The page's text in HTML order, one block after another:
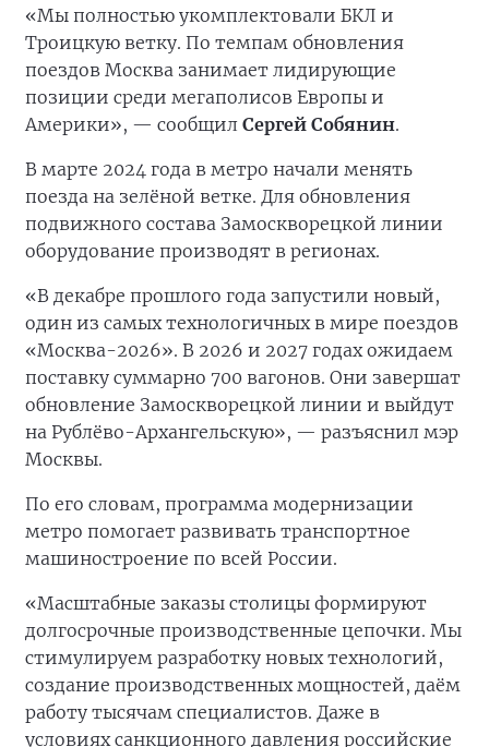
«Мы полностью укомплектовали БКЛ и
Троицкую ветку. По темпам обновления
поездов Москва занимает лидирующие
позиции среди мегаполисов Европы и
Америки», — сообщил Сергей Собянин.
В марте 2024 года в метро начали менять
поезда на зелёной ветке. Для обновления
подвижного состава Замоскворецкой линии
оборудование производят в регионах.
«В декабре прошлого года запустили новый,
один из самых технологичных в мире поездов
«Москва-2026». В 2026 и 2027 годах ожидаем
поставку суммарно 700 вагонов. Они завершат
обновление Замоскворецкой линии и выйдут
на Рублёво-Архангельскую», — разъяснил мэр
Москвы.
По его словам, программа модернизации
метро помогает развивать транспортное
машиностроение по всей России.
«Масштабные заказы столицы формируют
долгосрочные производственные цепочки. Мы
стимулируем разработку новых технологий,
создание производственных мощностей, даём
работу тысячам специалистов. Даже в
условиях санкционного давления российские